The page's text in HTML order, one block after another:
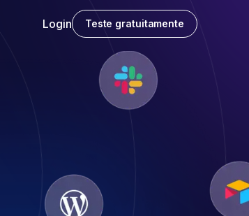
Login Teste gratuitamente